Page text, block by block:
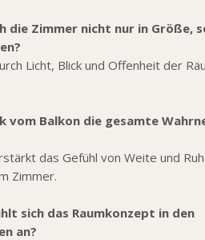
die Zimmer nicht nur in Größe,
Licht, Blick und Offenheit der
Balkon die gesamte
das Gefühl von Weite und
Zimmer.
sich das Raumkonzept in den
an?